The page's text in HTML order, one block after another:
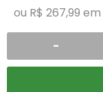
ou R$ 267,99 em
-